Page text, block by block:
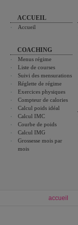
ACCUEIL
Accueil
COACHING
Menus régime
Liste de courses
Suivi des mensurations
Réglette de régime
Exercices physiques
Compteur de calories
Calcul poids idéal
Calcul IMC
Courbe de poids
Calcul IMG
Grossesse mois par
mois
accueil